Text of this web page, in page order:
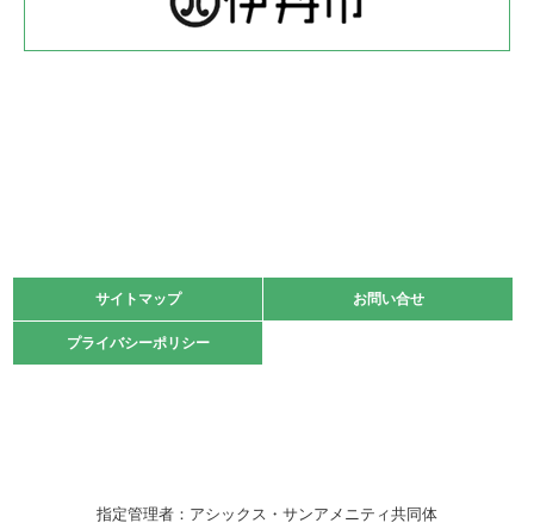
2022.05.22
緑ケ丘体育館
2021.10.23
卓球選手権大会ラージボールの部開催☆
サイトマップ お問い合せ
プライバシーポリシー
サイトマップ お問い合せ
プライバシーポリシー
指定管理者：アシックス・サンアメニティ共同体